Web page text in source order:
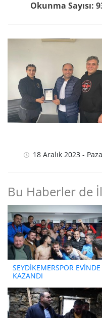
Okunma Sayısı:
18 Aralık 2023 -
Bu Haberler de
SEYDİKEMERSPOR EVİNDE
KAZANDI